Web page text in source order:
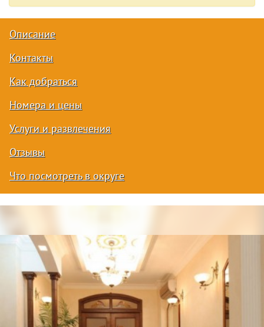
Описание
Контакты
Как добраться
Номера и цены
Услуги и развлечения
Отзывы
Что посмотреть в округе